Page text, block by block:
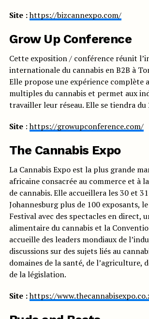
Site :https://bizcannexpo.com/
Grow Up Conference
Cette exposition / conférence réunit
internationale du cannabis en B2B à
Elle propose une expérience complète
multiples du cannabis et permet aux
travailler leur réseau. Elle se tiendra du
Site:https://growupconference.com/
The Cannabis Expo
La Cannabis Expo est la plus grande
africaine consacrée au commerce et à
de cannabis. Elle accueillera les 30 et
Johannesburg plus de 100 exposants,
Festival avec des spectacles en direct,
alimentaire du cannabis et la
accueille des leaders mondiaux de
discussions sur des sujets liés au
domaines de la santé, de l’agriculture,
de la législation.
Site :https://